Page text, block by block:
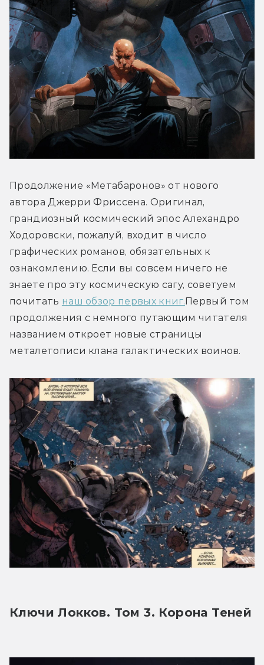
Продолжение «Метабаронов» от нового
автора Джерри Фриссена. Оригинал,
грандиозный космический эпос Алехандро
Ходоровски, пожалуй, входит в число
графических романов, обязательных к
ознакомлению. Если вы совсем ничего не
знаете про эту космическую сагу, советуем
почитать наш обзор первых книг.Первый том
продолжения с немного путающим читателя
названием откроет новые страницы
металетописи клана галактических воинов.
Ключи Локков. Том 3. Корона Теней